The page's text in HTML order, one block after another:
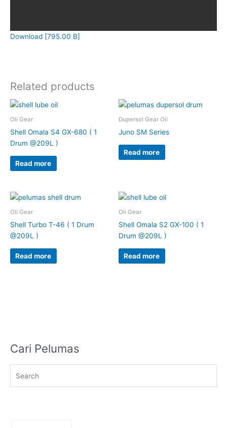
Download [795.00 B]
Related products
Oli Gear
Shell Omala S4 GX-680 ( 1
Drum @209L )
Read more
Dupersol Gear Oil
Juno SM Series
Read more
Oli Gear
Shell Turbo T-46 ( 1 Drum
@209L )
Read more
Oli Gear
Shell Omala S2 GX-100 ( 1
Drum @209L )
Read more
Cari Pelumas